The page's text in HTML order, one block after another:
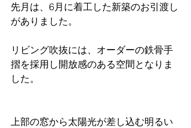
先月は、6月に着工した新築のお引渡し
がありました。
リビング吹抜には、オーダーの鉄骨手
摺を採用し開放感のある空間となりま
した。
上部の窓から太陽光が差し込む明るい